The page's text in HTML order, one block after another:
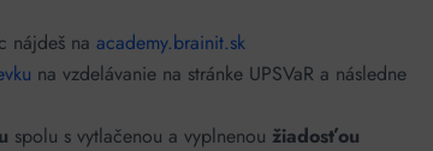
nájdeš na academy.brainit.sk
na vzdelávanie na stránke UPSVaR a následne
spolu s vytlačenou a vyplnenou žiadosťou